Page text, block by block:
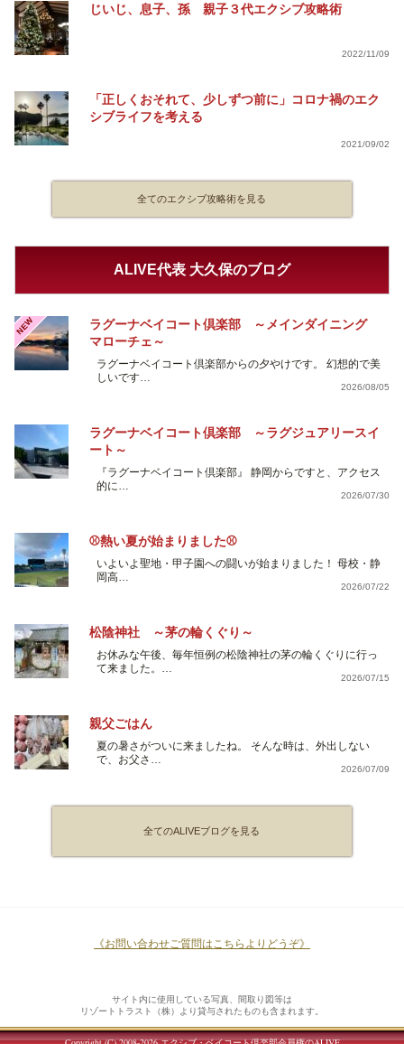
じいじ、息子、孫 親子３代エクシブ攻略術
2022/11/09
「正しくおそれて、少しずつ前に」コロナ禍のエク
シブライフを考える
2021/09/02
全てのエクシブ攻略術を見る
ALIVE代表 大久保のブログ
NEW
ラグーナベイコート倶楽部 ～メインダイニング
マローチェ～
ラグーナベイコート倶楽部からの夕やけです。 幻想的で美
しいです…
2026/08/05
ラグーナベイコート倶楽部 ～ラグジュアリースイ
ート～
『ラグーナベイコート倶楽部』 静岡からですと、アクセス
的に…
2026/07/30
⚾熱い夏が始まりました⚾
いよいよ聖地・甲子園への闘いが始まりました！ 母校・静
岡高…
2026/07/22
松陰神社 ～茅の輪くぐり～
お休みな午後、毎年恒例の松陰神社の茅の輪くぐりに行っ
て来ました。…
2026/07/15
親父ごはん
夏の暑さがついに来ましたね。 そんな時は、外出しない
で、お父さ…
2026/07/09
全てのALIVEブログを見る
《お問い合わせご質問はこちらよりどうぞ》
サイト内に使用している写真、間取り図等は
リゾートトラスト（株）より貸与されたものも含まれます。